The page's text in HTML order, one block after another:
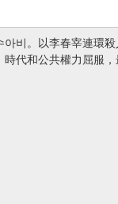
아비。以李春宰連環
時代和公共權力屈服